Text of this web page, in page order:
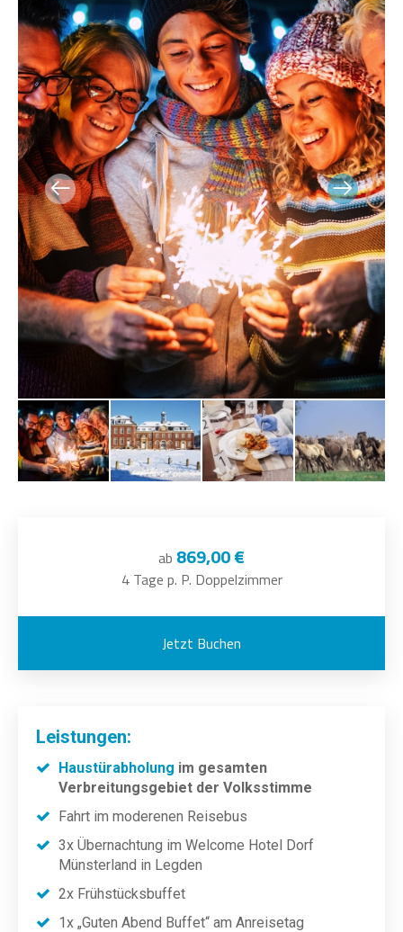
ab 869,00 €
4 Tage p. P. Doppelzimmer
Jetzt Buchen
Leistungen:
Haustürabholung im gesamten
Verbreitungsgebiet der Volksstimme
Fahrt im moderenen Reisebus
3x Übernachtung im Welcome Hotel Dorf
Münsterland in Legden
2x Frühstücksbuffet
1x „Guten Abend Buffet“ am Anreisetag